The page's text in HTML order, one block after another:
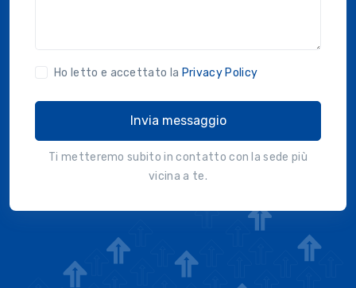
Ho letto e accettato la Privacy Policy
Invia messaggio
Ti metteremo subito in contatto con la sede più
vicina a te.